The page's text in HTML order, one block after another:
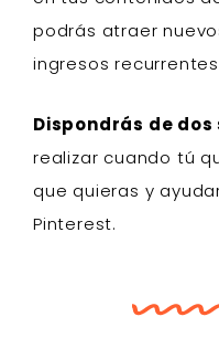
podrás atraer
ingresos
Dispondrás de
realizar cuando tú
que quieras y
Pinterest.